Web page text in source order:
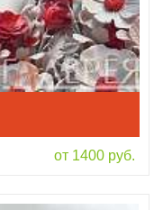
от 1400 руб.